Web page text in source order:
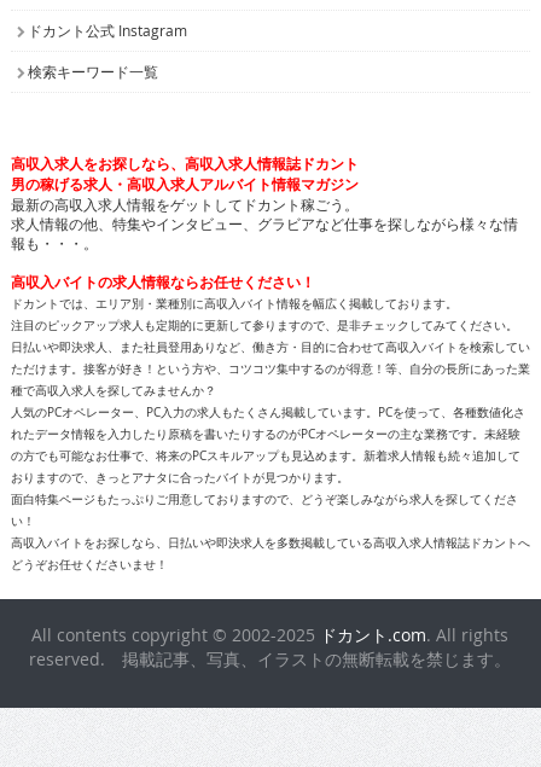
ドカント公式 Instagram
検索キーワード一覧
高収入求人をお探しなら、高収入求人情報誌ドカント
男の稼げる求人・高収入求人アルバイト情報マガジン
最新の高収入求人情報をゲットしてドカント稼ごう。
求人情報の他、特集やインタビュー、グラビアなど仕事を探しながら様々な情
報も・・・。
高収入バイトの求人情報ならお任せください！
ドカントでは、エリア別・業種別に高収入バイト情報を幅広く掲載しております。
注目のピックアップ求人も定期的に更新して参りますので、是非チェックしてみてください。
日払いや即決求人、また社員登用ありなど、働き方・目的に合わせて高収入バイトを検索してい
ただけます。接客が好き！という方や、コツコツ集中するのが得意！等、自分の長所にあった業
種で高収入求人を探してみませんか？
人気のPCオペレーター、PC入力の求人もたくさん掲載しています。PCを使って、各種数値化さ
れたデータ情報を入力したり原稿を書いたりするのがPCオペレーターの主な業務です。未経験
の方でも可能なお仕事で、将来のPCスキルアップも見込めます。新着求人情報も続々追加して
おりますので、きっとアナタに合ったバイトが見つかります。
面白特集ページもたっぷりご用意しておりますので、どうぞ楽しみながら求人を探してくださ
い！
高収入バイトをお探しなら、日払いや即決求人を多数掲載している高収入求人情報誌ドカントへ
どうぞお任せくださいませ！
All contents copyright © 2002-2025 ドカント.com. All rights
reserved. 掲載記事、写真、イラストの無断転載を禁じます。